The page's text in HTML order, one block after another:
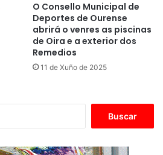
O Consello Municipal de
Deportes de Ourense
abrirá o venres as piscinas
de Oira e a exterior dos
Remedios
11 de Xuño de 2025
c